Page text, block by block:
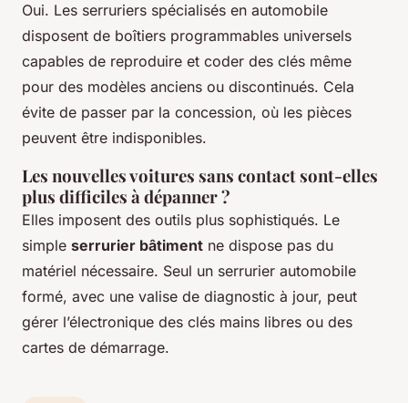
Oui. Les serruriers spécialisés en automobile
disposent de boîtiers programmables universels
capables de reproduire et coder des clés même
pour des modèles anciens ou discontinués. Cela
évite de passer par la concession, où les pièces
peuvent être indisponibles.
Les nouvelles voitures sans contact sont-elles
plus difficiles à dépanner ?
Elles imposent des outils plus sophistiqués. Le
simple serrurier bâtiment ne dispose pas du
matériel nécessaire. Seul un serrurier automobile
formé, avec une valise de diagnostic à jour, peut
gérer l’électronique des clés mains libres ou des
cartes de démarrage.